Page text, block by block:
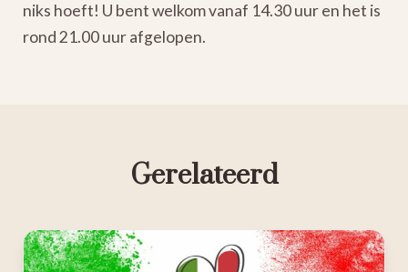
niks hoeft! U bent welkom vanaf 14.30 uur en het is
rond 21.00 uur afgelopen.
Gerelateerd